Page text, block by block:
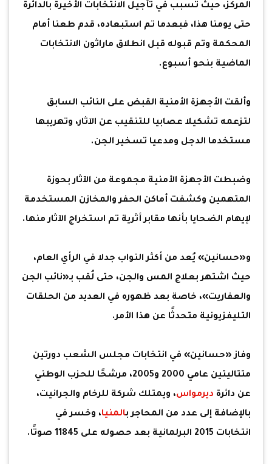
المركز، حيث تسبب في تأجيل الانتخابات الأخيرة بالدائرة
حتى يومنا هذا، فبعدما تم استبعاده، قدم طعنا أمام
المحكمة وتم قبوله قبل انطلاق ماراثون الانتخابات
الماضية بنحو أسبوع.
وألقت الأجهزة الأمنية القبض على النائب السابق
لتزعمه تشكيلا عصابيا للتنقيب عن الآثار، وتهريبها
مستخدما الدجل ومدعيا تسخير الجن.
وضبطت الأجهزة الأمنية مجموعة من الآثار بحوزة
المتهمين وكشفت أماكن الحفر والمخازن المستخدمة
لإيهام الضحايا بأنها مقابر أثرية تم استخراج الآثار منها.
و«حسانين» يُعد من أكثر النواب جدلا في الرأي العام،
حيث اشتهر بعلاج المس والجن، حتى لُقب بـ«نائب الجن
والعفاريت»، خاصة بعد ظهوره في العديد من الحلقات
التليفزيونية متحدثًا عن هذا الأمر.
وفاز «حسانين» في انتخابات مجلس الشعب دورتين
متتاليتين عامي 2000 و2005، مرشحًا للحزب الوطني
عن دائرة ديرمواس، ويمتلك شركة للرخام والجرانيت،
بالإضافة إلى عدد من المحاجر بالمنيا، وخسر في
انتخابات 2015 البرلمانية بعد حصوله على 11845 صوتًا.